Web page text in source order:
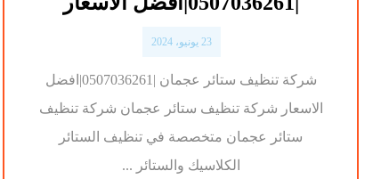
23 يونيو، 2024
شركة تنظيف ستائر عجمان |0507036261|افضل
الاسعار شركة تنظيف ستائر عجمان شركة تنظيف
ستائر عجمان متخصصة في تنظيف الستائر
الكلاسيك والستائر ...